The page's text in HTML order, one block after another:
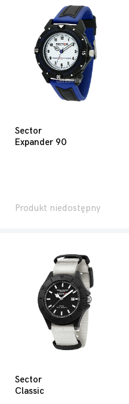
Sector
Expander 90
Produkt niedostępny
Sector
Classic